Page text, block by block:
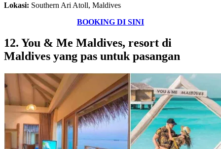
Lokasi: Southern Ari Atoll, Maldives
BOOKING DI SINI
12. You & Me Maldives, resort di
Maldives yang pas untuk pasangan